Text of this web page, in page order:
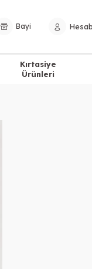
Bayi
Kırtasiye
Ürünleri